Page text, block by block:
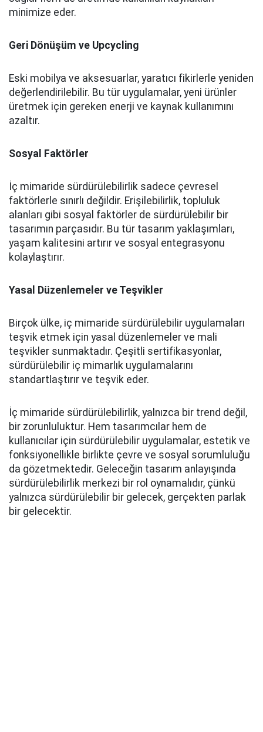
minimize eder.
Geri Dönüşüm ve Upcycling
Eski mobilya ve aksesuarlar, yaratıcı fikirlerle yeniden
değerlendirilebilir. Bu tür uygulamalar, yeni ürünler
üretmek için gereken enerji ve kaynak kullanımını
azaltır.
Sosyal Faktörler
İç mimaride sürdürülebilirlik sadece çevresel
faktörlerle sınırlı değildir. Erişilebilirlik, topluluk
alanları gibi sosyal faktörler de sürdürülebilir bir
tasarımın parçasıdır. Bu tür tasarım yaklaşımları,
yaşam kalitesini artırır ve sosyal entegrasyonu
kolaylaştırır.
Yasal Düzenlemeler ve Teşvikler
Birçok ülke, iç mimaride sürdürülebilir uygulamaları
teşvik etmek için yasal düzenlemeler ve mali
teşvikler sunmaktadır. Çeşitli sertifikasyonlar,
sürdürülebilir iç mimarlık uygulamalarını
standartlaştırır ve teşvik eder.
İç mimaride sürdürülebilirlik, yalnızca bir trend değil,
bir zorunluluktur. Hem tasarımcılar hem de
kullanıcılar için sürdürülebilir uygulamalar, estetik ve
fonksiyonellikle birlikte çevre ve sosyal sorumluluğu
da gözetmektedir. Geleceğin tasarım anlayışında
sürdürülebilirlik merkezi bir rol oynamalıdır, çünkü
yalnızca sürdürülebilir bir gelecek, gerçekten parlak
bir gelecektir.